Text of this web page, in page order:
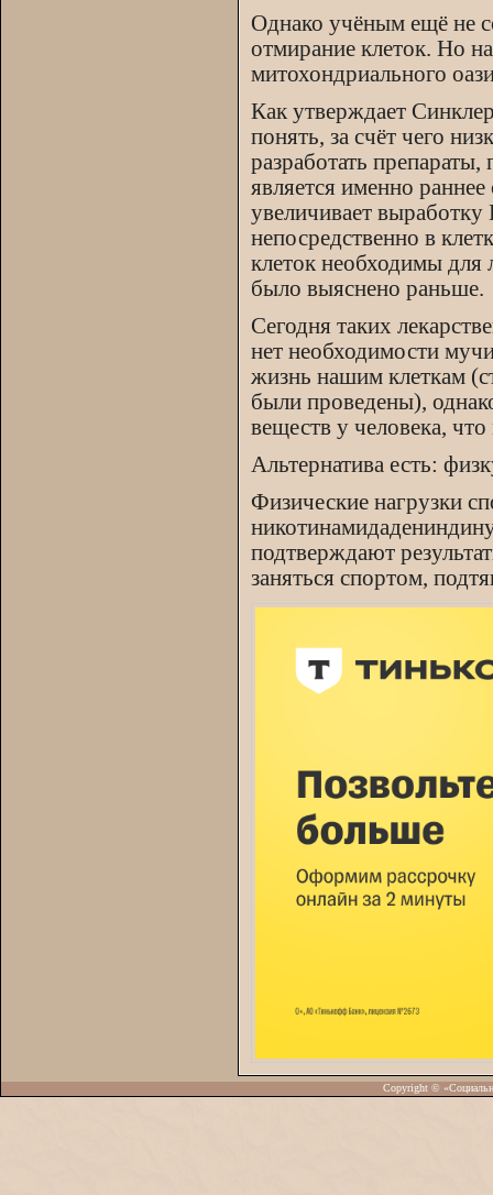
Однако учёным ещё не
отмирание клеток. Но
митохондриального
Как утверждает
понять, за счёт чего
разработать
является именно
увеличивает
непосредственно в
клеток необходимы для
было выяснено раньше.
Сегодня таких
нет необходимости
жизнь нашим клеткам
были проведены),
веществ у человека,
Альтернатива есть:
Физические нагрузки
подтверждают
заняться спортом,
Copyright ©